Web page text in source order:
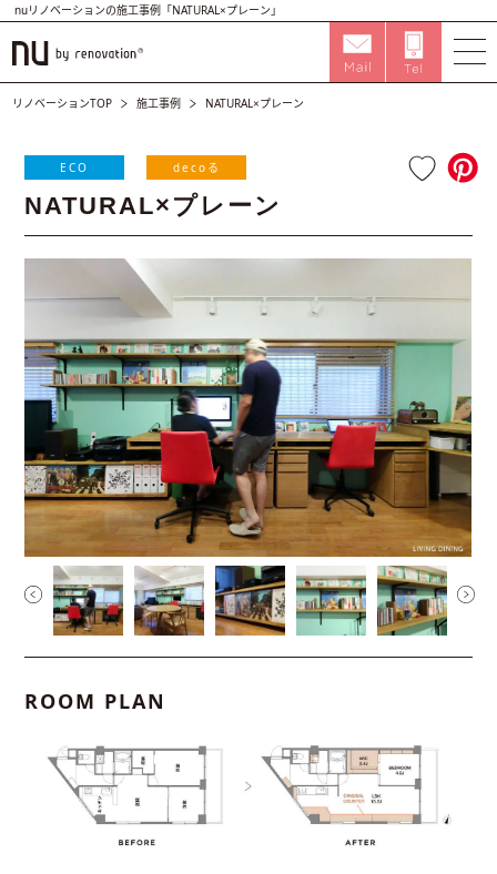
nuリノベーションの施工事例「NATURAL×プレーン」
リノベーションTOP 施工事例 NATURAL×プレーン
ECO decoる
NATURAL×プレーン
ROOM PLAN